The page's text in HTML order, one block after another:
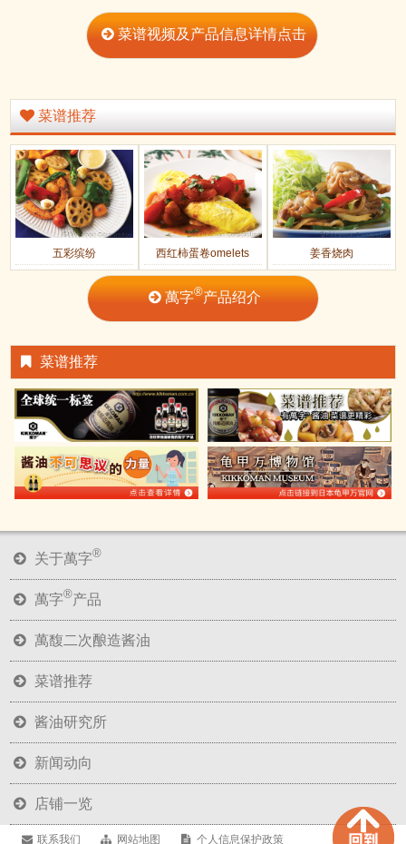
菜谱视频及产品信息详情点击
菜谱推荐
五彩缤纷 西红柿蛋卷omelets 姜香烧肉
萬字®产品绍介
菜谱推荐
关于萬字®
萬字®产品
萬馥二次酿造酱油
菜谱推荐
酱油研究所
新闻动向
店铺一览
联系我们 网站地图 个人信息保护政策